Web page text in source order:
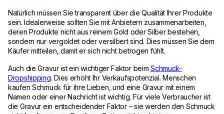
Natürlich müssen Sie transparent über die Qualität Ihrer Produkte
sein. Idealerweise sollten Sie mit Anbietern zusammenarbeiten,
deren Produkte nicht aus reinem Gold oder Silber bestehen,
sondern nur vergoldet oder versilbert sind. Dies müssen Sie dem
Käufer mitteilen, damit er sich nicht betrogen fühlt.
Auch die Gravur ist ein wichtiger Faktor beimSchmuck-
Dropshipping. Dies erhöht Ihr Verkaufspotenzial. Menschen
kaufen Schmuck für ihre Lieben, und eine Gravur mit einem
Namen oder einer Nachricht ist wichtig. Für viele Verbraucher ist
die Gravur ein entscheidender Faktor – sie werden den Schmuck